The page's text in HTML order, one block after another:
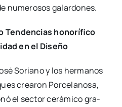
nume­ro­sos galar­do­nes.
Ten­den­cias hono­rí­fi­co
en el Dise­ño
Soriano y los her­ma­nos
crea­ron Por­ce­la­no­sa,
el sec­tor cerá­mi­co gra­